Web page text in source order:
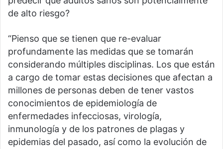
de alto riesgo?
“Pienso que se tienen que re-evaluar
profundamente las medidas que se tomarán
considerando múltiples disciplinas. Los que están
a cargo de tomar estas decisiones que afectan a
millones de personas deben de tener vastos
conocimientos de epidemiología de
enfermedades infecciosas, virología,
inmunología y de los patrones de plagas y
epidemias del pasado, así como la evolución de